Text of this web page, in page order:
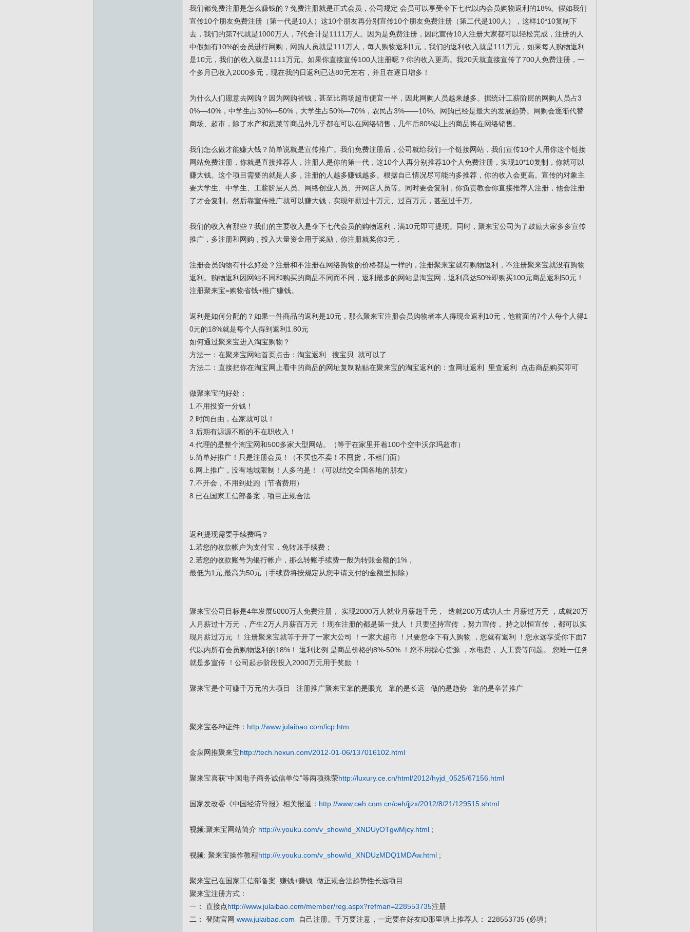
我们都免费注册是怎么赚钱的？免费注册就是正式会员，公司规定 会员可以享受伞下七代以内会员购物返利的18%。假如我们
宣传10个朋友免费注册（第一代是10人）这10个朋友再分别宣传10个朋友免费注册（第二代是100人），这样10*10复制下
去，我们的第7代就是1000万人，7代合计是1111万人。因为是免费注册，因此宣传10人注册大家都可以轻松完成，注册的人
中假如有10%的会员进行网购，网购人员就是111万人，每人购物返利1元，我们的返利收入就是111万元，如果每人购物返利
是10元，我们的收入就是1111万元。如果你直接宣传100人注册呢？你的收入更高。我20天就直接宣传了700人免费注册，一
个多月已收入2000多元，现在我的日返利已达80元左右，并且在逐日增多！
为什么人们愿意去网购？因为网购省钱，甚至比商场超市便宜一半，因此网购人员越来越多。据统计工薪阶层的网购人员占3
0%—40%，中学生占30%—50%，大学生占50%—70%，农民占3%——10%。网购已经是最大的发展趋势。网购会逐渐代替
商场、超市，除了水产和蔬菜等商品外几乎都在可以在网络销售，几年后80%以上的商品将在网络销售。
我们怎么做才能赚大钱？简单说就是宣传推广。我们免费注册后，公司就给我们一个链接网站，我们宣传10个人用你这个链接
网站免费注册，你就是直接推荐人，注册人是你的第一代，这10个人再分别推荐10个人免费注册，实现10*10复制，你就可以
赚大钱。这个项目需要的就是人多，注册的人越多赚钱越多。根据自己情况尽可能的多推荐，你的收入会更高。宣传的对象主
要大学生、中学生、工薪阶层人员、网络创业人员、开网店人员等。同时要会复制，你负责教会你直接推荐人注册，他会注册
了才会复制。然后靠宣传推广就可以赚大钱，实现年薪过十万元、过百万元，甚至过千万。
我们的收入有那些？我们的主要收入是伞下七代会员的购物返利，满10元即可提现。同时，聚来宝公司为了鼓励大家多多宣传
推广，多注册和网购，投入大量资金用于奖励，你注册就奖你3元，
注册会员购物有什么好处？注册和不注册在网络购物的价格都是一样的，注册聚来宝就有购物返利，不注册聚来宝就没有购物
返利。购物返利因网站不同和购买的商品不同而不同，返利最多的网站是淘宝网，返利高达50%即购买100元商品返利50元！
注册聚来宝=购物省钱+推广赚钱。
返利是如何分配的？如果一件商品的返利是10元，那么聚来宝注册会员购物者本人得现金返利10元，他前面的7个人每个人得1
0元的18%就是每个人得到返利1.80元
如何通过聚来宝进入淘宝购物？
方法一：在聚来宝网站首页点击：淘宝返利 搜宝贝 就可以了
方法二：直接把你在淘宝网上看中的商品的网址复制粘贴在聚来宝的淘宝返利的：查网址返利 里查返利 点击商品购买即可
做聚来宝的好处：
1.不用投资一分钱！
2.时间自由，在家就可以！
3.后期有源源不断的不在职收入！
4.代理的是整个淘宝网和500多家大型网站。（等于在家里开着100个空中沃尔玛超市）
5.简单好推广！只是注册会员！（不买也不卖！不囤货，不租门面）
6.网上推广，没有地域限制！人多的是！（可以结交全国各地的朋友）
7.不开会，不用到处跑（节省费用）
8.已在国家工信部备案，项目正规合法
返利提现需要手续费吗？
1.若您的收款帐户为支付宝，免转账手续费；
2.若您的收款账号为银行帐户，那么转账手续费一般为转账金额的1%，
最低为1元,最高为50元（手续费将按规定从您申请支付的金额里扣除）
聚来宝公司目标是4年发展5000万人免费注册， 实现2000万人就业月薪超千元， 造就200万成功人士 月薪过万元 ，成就20万
人月薪过十万元 ，产生2万人月薪百万元 ！现在注册的都是第一批人 ！只要坚持宣传 ，努力宣传， 持之以恒宣传 ，都可以实
现月薪过万元 ！ 注册聚来宝就等于开了一家大公司 ！一家大超市 ！只要您伞下有人购物 ，您就有返利 ！您永远享受你下面7
代以内所有会员购物返利的18%！ 返利比例 是商品价格的8%-50% ！您不用操心货源 ，水电费， 人工费等问题。 您唯一任务
就是多宣传 ！公司起步阶段投入2000万元用于奖励 ！
聚来宝是个可赚千万元的大项目 注册推广聚来宝靠的是眼光 靠的是长远 做的是趋势 靠的是辛苦推广
聚来宝各种证件： http://www.julaibao.com/icp.htm
金泉网推聚来宝http://tech.hexun.com/2012-01-06/137016102.html
聚来宝喜获“中国电子商务诚信单位”等两项殊荣http://luxury.ce.cn/html/2012/hyjd_0525/67156.html
国家发改委《中国经济导报》相关报道： http://www.ceh.com.cn/ceh/jjzx/2012/8/21/129515.shtml
视频:聚来宝网站简介 http://v.youku.com/v_show/id_XNDUyOTgwMjcy.html;
视频: 聚来宝操作教程http://v.youku.com/v_show/id_XNDUzMDQ1MDAw.html;
聚来宝已在国家工信部备案 赚钱+赚钱 做正规合法趋势性长远项目
聚来宝注册方式：
一： 直接点http://www.julaibao.com/member/reg.aspx?refman=228553735注册
二： 登陆官网 www.julaibao.com 自己注册。千万要注意，一定要在好友ID那里填上推荐人： 228553735 (必填）